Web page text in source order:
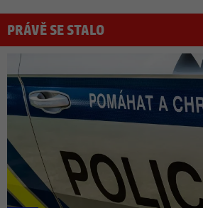
PRÁVĚ SE STALO